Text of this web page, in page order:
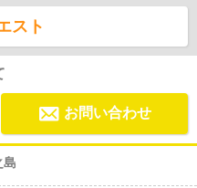
スト
お問い合わせ
島